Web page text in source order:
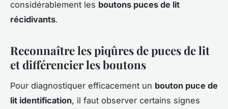
considérablement les boutons puces de lit
récidivants.
Reconnaître les piqûres de puces de lit
et différencier les boutons
Pour diagnostiquer efficacement un bouton puce de
lit identification, il faut observer certains signes